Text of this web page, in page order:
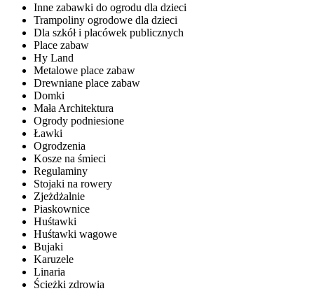
Inne zabawki do ogrodu dla dzieci
Trampoliny ogrodowe dla dzieci
Dla szkół i placówek publicznych
Place zabaw
Hy Land
Metalowe place zabaw
Drewniane place zabaw
Domki
Mała Architektura
Ogrody podniesione
Ławki
Ogrodzenia
Kosze na śmieci
Regulaminy
Stojaki na rowery
Zjeżdżalnie
Piaskownice
Huśtawki
Huśtawki wagowe
Bujaki
Karuzele
Linaria
Ścieżki zdrowia